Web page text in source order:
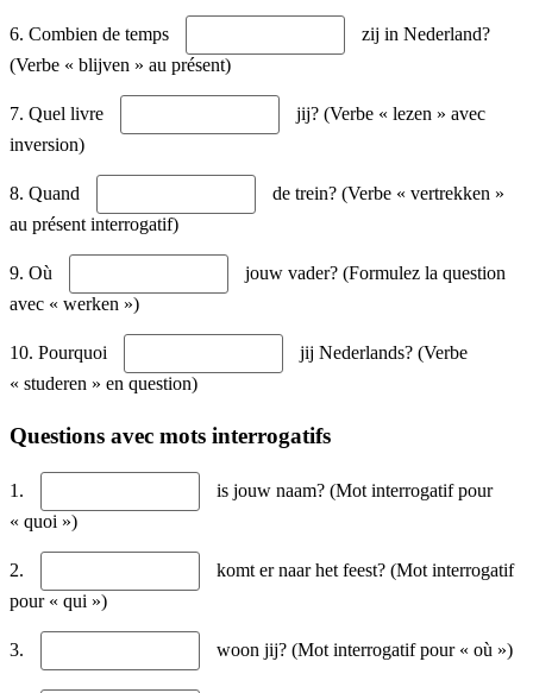
6. Combien de temps
zij in Nederland?
(Verbe « blijven » au présent)
7. Quel livre
jij? (Verbe « lezen » avec
inversion)
8. Quand
de trein? (Verbe « vertrekken »
au présent interrogatif)
9. Où
jouw vader? (Formulez la question
avec « werken »)
10. Pourquoi
jij Nederlands? (Verbe
« studeren » en question)
Questions avec mots interrogatifs
1.
is jouw naam? (Mot interrogatif pour
« quoi »)
2.
komt er naar het feest? (Mot interrogatif
pour « qui »)
3. woon jij? (Mot interrogatif pour « où »)